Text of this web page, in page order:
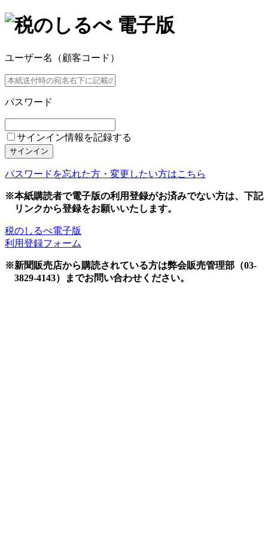
ユーザー名（顧客コード）
パスワード
サインイン情報を記録する
サインイン
パスワードを忘れた方・変更したい方はこちら
※本紙購読者で電子版の利用登録がお済みでない方は、下記
リンクから登録をお願いいたします。
税のしるべ電子版
利用登録フォーム
※新聞販売店から購読されている方は弊会販売管理部（03-
3829-4143）までお問い合わせください。